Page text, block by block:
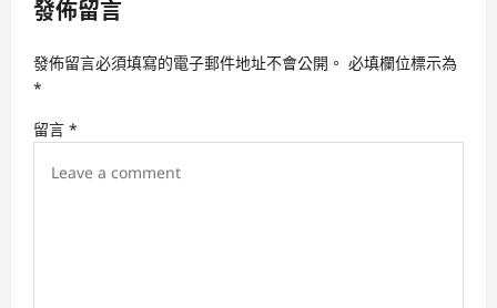
i
a
t
i
發佈留言
發佈留言必須填寫的電子郵件地址不會公開。 必填欄位標示為
*
留言 *